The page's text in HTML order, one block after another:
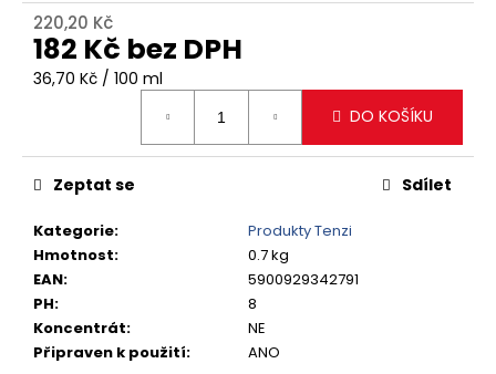
220,20 Kč
182 Kč bez DPH
Měrná
36,70 Kč / 100 ml
DO KOŠÍKU
Kategorie:
Produkty Tenzi
Hmotnost:
0.7 kg
EAN:
5900929342791
PH:
8
Koncentrát:
NE
Připraven k použití: ANO
Zeptat se Sdílet
D
o
p
u
č
u
e
m
e
ODMAŠŤOVAČ
UNI